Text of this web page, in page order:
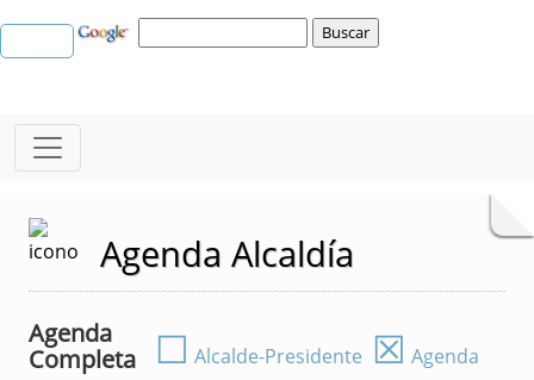
Agenda Alcaldía
Agenda
Completa
☐ Alcalde-Presidente ☒ Agenda